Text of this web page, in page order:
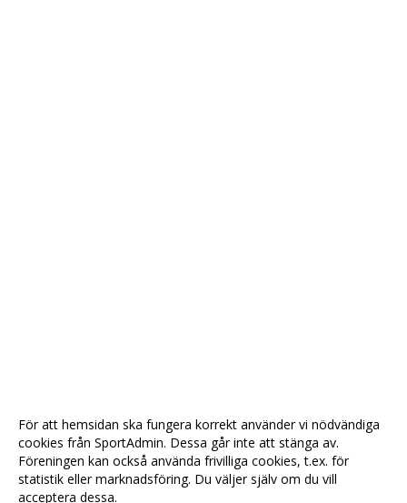
För att hemsidan ska fungera korrekt använder vi nödvändiga
cookies från SportAdmin. Dessa går inte att stänga av.
Föreningen kan också använda frivilliga cookies, t.ex. för
statistik eller marknadsföring. Du väljer själv om du vill
acceptera dessa.